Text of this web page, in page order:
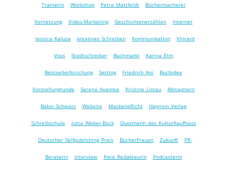
Trainerin Workshop Petra Mattfeldt Büchermacherei
Vernetzung Video-Marketing Geschichtenerzählen Internet
Jessica Kaluza kreatives Schreiben Kommunikation Vincent
Voss Stadtschreiber Buchmarkt Karina Elm
Bestsellerforschung Setting Friedrich Ani Buchidee
Vorstellungrunde Serena Avanlea Kristine Listau Metaphern
Babsi Schwarz Website Maskenpflicht Haymon Verlag
Schreibschule Jutta Weber-Bock Dussmann das KulturKaufhaus
Deutscher Selfpublishing Preis BücherFrauen Zukunft PR-
Beraterin Interview freie Redakteurin Podcasterin